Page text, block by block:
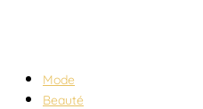
Mode
Beauté